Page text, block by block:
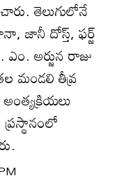
తెలుగులోనే
జానీ దోస్త్‌, ఫర్జ్‌
అర్జున రాజు
మండలి తీవ్ర